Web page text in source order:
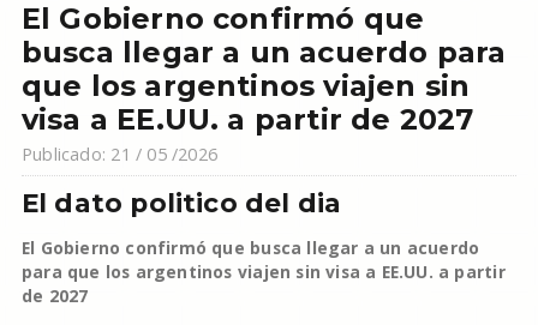
El Gobierno confirmó que
busca llegar a un acuerdo para
que los argentinos viajen sin
visa a EE.UU. a partir de 2027
Publicado: 21 / 05 /2026
El dato politico del dia
El Gobierno confirmó que busca llegar a un acuerdo
para que los argentinos viajen sin visa a EE.UU. a partir
de 2027